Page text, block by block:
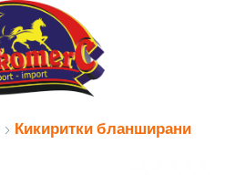
Кикиритки бланширани